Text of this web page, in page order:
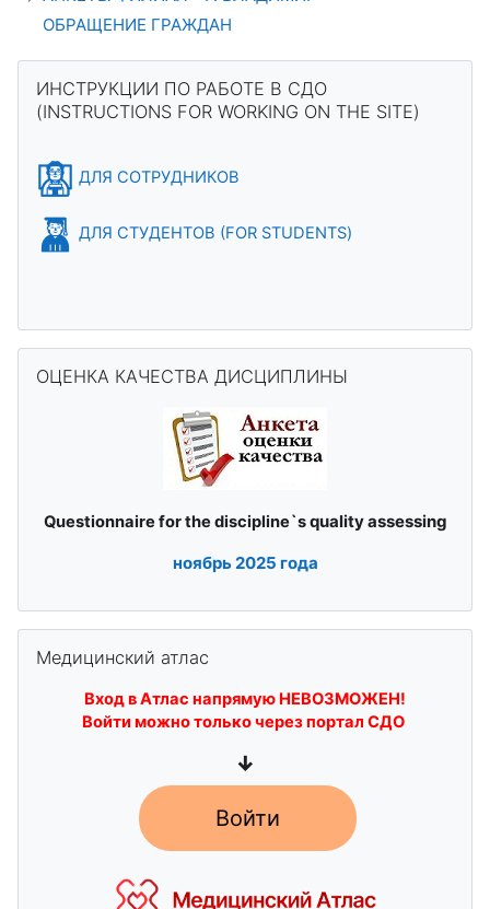
ОБРАЩЕНИЕ ГРАЖДАН
Blocks
ИНСТРУКЦИИ ПО РАБОТЕ В СДО
(INSTRUCTIONS FOR WORKING ON THE SITE)
ДЛЯ СОТРУДНИКОВ
ДЛЯ СТУДЕНТОВ (FOR STUDENTS)
ОЦЕНКА КАЧЕСТВА ДИСЦИПЛИНЫ
Questionnaire for the discipline`squality assessing
ноябрь2025 года
Медицинский атлас
Вход в Атлас напрямую НЕВОЗМОЖЕН!
Войти можно только через портал СДО
↓
Войти